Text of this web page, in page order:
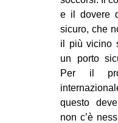
e il dovere
sicuro, che
il più vicino
un porto
Per il
questo
non c’è